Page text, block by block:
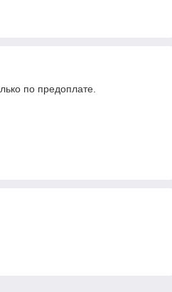
по предоплате.